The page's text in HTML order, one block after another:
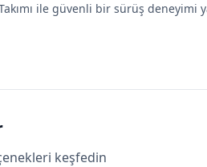
ile güvenli bir sürüş deneyimi
keşfedin